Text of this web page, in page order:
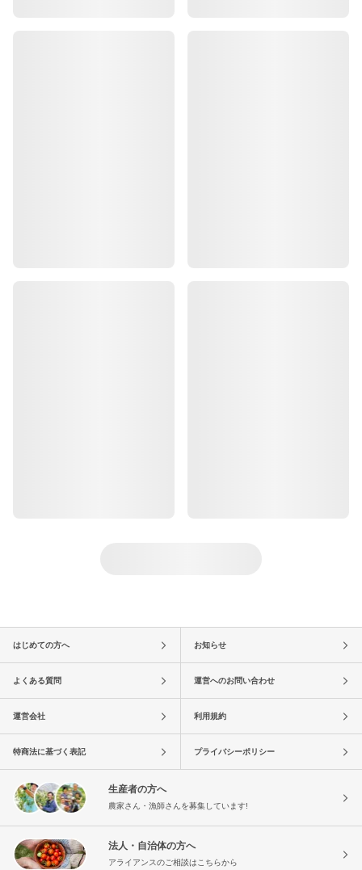
はじめての方へ お知らせ
よくある質問 運営へのお問い合わせ
運営会社 利用規約
特商法に基づく表記 プライバシーポリシー
生産者の方へ
農家さん・漁師さんを募集しています!
法人・自治体の方へ
アライアンスのご相談はこちらから